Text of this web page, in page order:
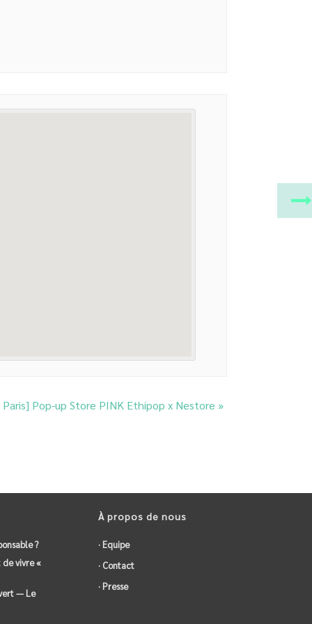
Pop-up Store PINK Ethipop x Nestore »
?
vivre «
— Le
À propos de nous
· Equipe
· Contact
· Presse